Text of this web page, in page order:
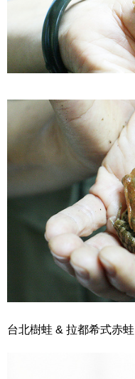
台北樹蛙 & 拉都希式赤蛙